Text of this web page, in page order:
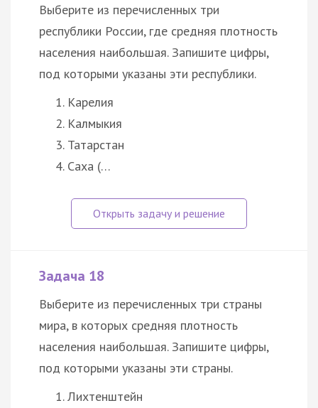
Выберите из перечисленных три
республики России, где средняя плотность
населения наибольшая. Запишите цифры,
под которыми указаны эти республики.
Карелия
Калмыкия
Татарстан
Саха (…
Задача 18
Выберите из перечисленных три страны
мира, в которых средняя плотность
населения наибольшая. Запишите цифры,
под которыми указаны эти страны.
Лихтенштейн